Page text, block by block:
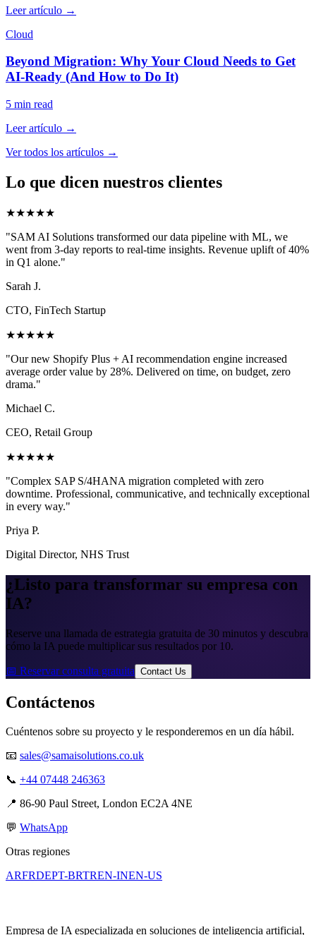
Leer artículo →
Cloud
Beyond Migration: Why Your Cloud Needs to Get
AI-Ready (And How to Do It)
5 min read
Leer artículo →
Ver todos los artículos →
Lo que dicen nuestros clientes
★★★★★
"SAM AI Solutions transformed our data pipeline with ML, we
went from 3-day reports to real-time insights. Revenue uplift of 40%
in Q1 alone."
Sarah J.
CTO, FinTech Startup
★★★★★
"Our new Shopify Plus + AI recommendation engine increased
average order value by 28%. Delivered on time, on budget, zero
drama."
Michael C.
CEO, Retail Group
★★★★★
"Complex SAP S/4HANA migration completed with zero
downtime. Professional, communicative, and technically exceptional
in every way."
Priya P.
Digital Director, NHS Trust
¿Listo para transformar su empresa con
IA?
Reserve una llamada de estrategia gratuita de 30 minutos y descubra
cómo la IA puede multiplicar sus resultados por 10.
📅 Reservar consulta gratuita Contact Us
Contáctenos
Cuéntenos sobre su proyecto y le responderemos en un día hábil.
📧 sales@samaisolutions.co.uk
📞 +44 07448 246363
📍 86-90 Paul Street, London EC2A 4NE
💬 WhatsApp
Otras regiones
ARFRDEPT-BRTREN-INEN-US
Empresa de IA especializada en soluciones de inteligencia artificial,